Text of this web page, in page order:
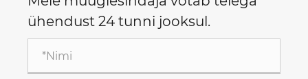
ühendust 24 tunni jooksul.